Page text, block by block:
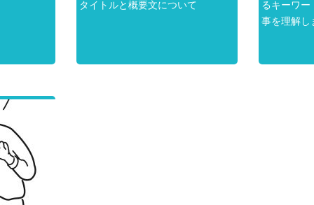
タイトルと概要文について
るキーワー
事を理解し